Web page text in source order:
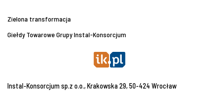
Zielona transformacja
Giełdy Towarowe Grupy Instal-Konsorcjum
Instal-Konsorcjum sp.z o.o., Krakowska 29, 50-424 Wrocław